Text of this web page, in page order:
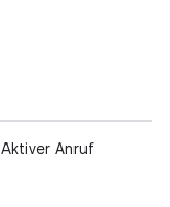
Aktiver Anruf